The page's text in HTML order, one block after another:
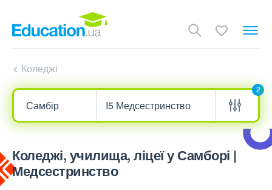
Коледжі
2
Коледжі, училища, ліцеї у Самборі |
Медсестринство